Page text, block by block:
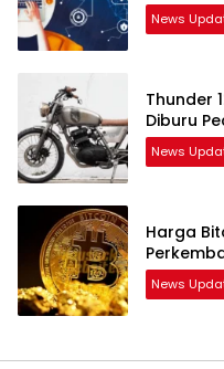
News
Thunder
Diburu
News
Harga
News